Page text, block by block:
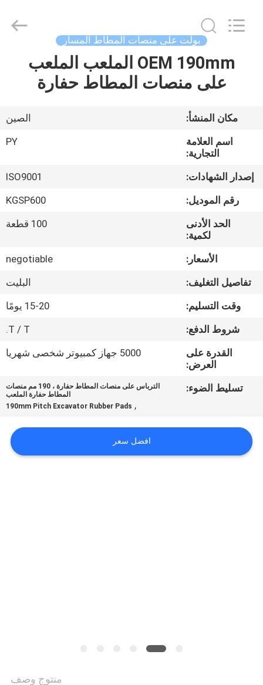
الصفحة
الرئيسية
منتجات
معلومات
عنا
جولة
المعمل
مراقبة
الجودة
اتصل
اقتباس
بولت على منصات المطاط المسار
OEM 190mm الملعب الملعب
على منصات المطاط حفارة
مكان المنشأ:
الصين
اسم العلامة
التجارية:
PY
إصدار الشهادات:
ISO9001
رقم الموديل:
KGSP600
الحد الأدنى
لكمية:
100 قطعة
الأسعار:
negotiable
تفاصيل التغليف:
البليت
وقت التسليم:
15-20 يومًا
شروط الدفع:
T / T.
القدرة على
العرض:
5000 جهاز كمبيوتر شخصى شهريا
تسليط الضوء:
الترباس على منصات المطاط حفارة ، 190 مم منصات
المطاط حفارة الملعب
,
190mm Pitch Excavator Rubber Pads
افضل سعر
منتوج وصف